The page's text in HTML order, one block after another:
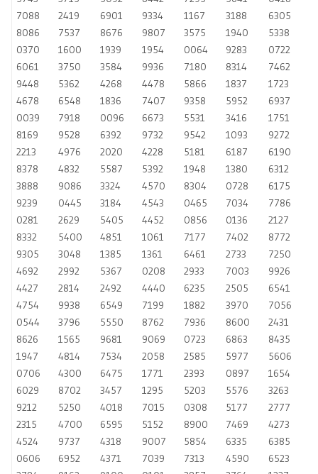
7088
2419 6901 9334 1167 3188
6305
8086
7537 8676 9807 3575 1940
5338
0370
1600 1939 1954 0064 9283
0722
6061
3750 3584 9936 7180 8314
7462
9448
5362 4268 4478 5866 1837
1723
4678
6548 1836 7407 9358 5952
6937
0039
7918 0096 6673 5531 3416
1751
8169
9528 6392 9732 9542 1093
9272
2213
4976 2020 4228 5181 6187
6190
8378
4832 5587 5392 1948 1380
6312
3888
9086 3324 4570 8304 0728
6175
9239
0445 3184 4543 0465 7034
7786
0281
2629 5405 4452 0856 0136
2127
8332
5400 4851 1061 7177 7402
8772
9305
3048 1385 1361 6461 2733
7250
4692
2992 5367 0208 2933 7003
9926
4427
2814 2492 4440 6235 2505
6541
4754
9938 6549 7199 1882 3970
7056
0544
3796 5550 8762 7936 8600
2431
8626
1565 9681 9069 0723 6863
8435
1947
4814 7534 2058 2585 5977
5606
0706
4300 6475 1771 2393 0897
1654
6029
8702 3457 1295 5203 5576
3263
9212
5250 4018 7015 0308 5177
2777
2315
4700 6595 5152 8900 7469
4273
4524
9737 4318 9007 5854 6335
6385
0606
6952 4371 7039 7313 4590
6523